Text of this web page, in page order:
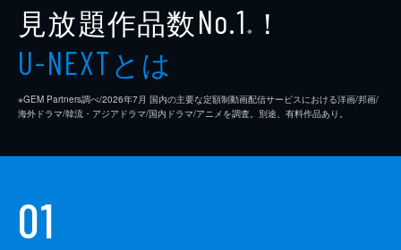
見放題作品数No.1 ※ ！
U-NEXTとは
※GEM Partners調べ/2026年7⽉ 国内の主要な定額制動画配信サービスにおける洋画/邦画/
海外ドラマ/韓流・アジアドラマ/国内ドラマ/アニメを調査。別途、有料作品あり。
01